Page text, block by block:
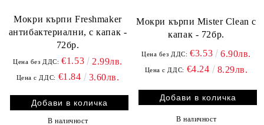
Мокри кърпи Freshmaker
антибактериални, с капак -
72бр.
Цена без ДДС: €1.53 2.99лв.
Цена с ДДС: €1.84 3.60лв.
В наличност
Мокри кърпи Mister Clean с
капак - 72бр.
Цена без ДДС: €3.53 6.90лв.
Цена с ДДС: €4.24 8.29лв.
В наличност